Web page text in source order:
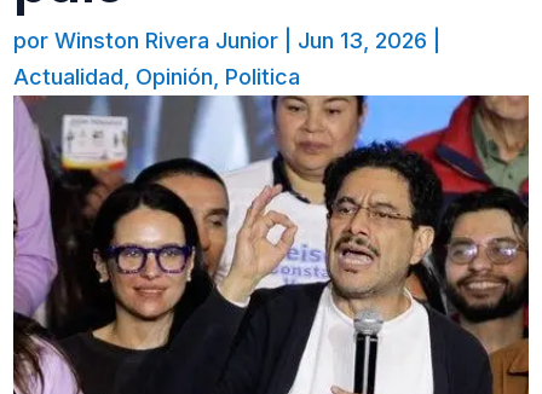
porWinston Rivera Junior Jun 13, 2026
Actualidad Opinión Politica